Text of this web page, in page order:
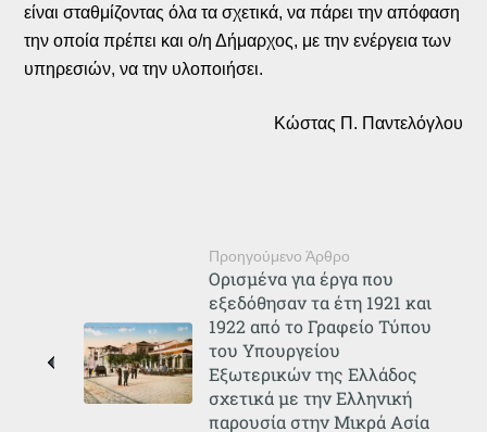
είναι σταθμίζοντας όλα τα σχετικά, να πάρει την απόφαση
την οποία πρέπει και ο/η Δήμαρχος, με την ενέργεια των
υπηρεσιών, να την υλοποιήσει.
Κώστας Π. Παντελόγλου
Προηγούμενο Άρθρο
Ορισμένα για έργα που
εξεδόθησαν τα έτη 1921 και
1922 από το Γραφείο Τύπου
του Υπουργείου
Εξωτερικών της Ελλάδος
σχετικά με την Ελληνική
παρουσία στην Μικρά Ασία